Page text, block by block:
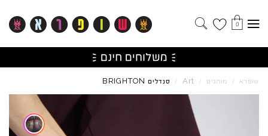
0
שופרא / מותגים /
Art
/ סנדלים BRIGHTON
Skip to product reviews